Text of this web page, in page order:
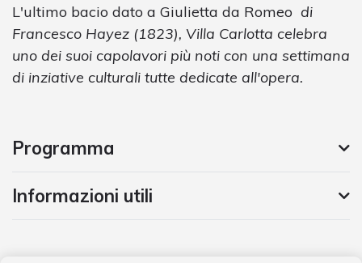
L'ultimo bacio dato a Giulietta da Romeo di
Francesco Hayez (1823), Villa Carlotta celebra
uno dei suoi capolavori più noti con una settimana
di inziative culturali tutte dedicate all'opera.
Programma
Informazioni utili